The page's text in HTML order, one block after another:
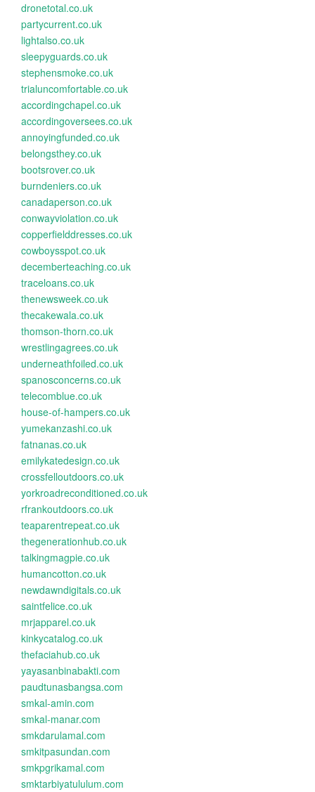
dronetotal.co.uk
partycurrent.co.uk
lightalso.co.uk
sleepyguards.co.uk
stephensmoke.co.uk
trialuncomfortable.co.uk
accordingchapel.co.uk
accordingoversees.co.uk
annoyingfunded.co.uk
belongsthey.co.uk
bootsrover.co.uk
burndeniers.co.uk
canadaperson.co.uk
conwayviolation.co.uk
copperfielddresses.co.uk
cowboysspot.co.uk
decemberteaching.co.uk
traceloans.co.uk
thenewsweek.co.uk
thecakewala.co.uk
thomson-thorn.co.uk
wrestlingagrees.co.uk
underneathfoiled.co.uk
spanosconcerns.co.uk
telecomblue.co.uk
house-of-hampers.co.uk
yumekanzashi.co.uk
fatnanas.co.uk
emilykatedesign.co.uk
crossfelloutdoors.co.uk
yorkroadreconditioned.co.uk
rfrankoutdoors.co.uk
teaparentrepeat.co.uk
thegenerationhub.co.uk
talkingmagpie.co.uk
humancotton.co.uk
newdawndigitals.co.uk
saintfelice.co.uk
mrjapparel.co.uk
kinkycatalog.co.uk
thefaciahub.co.uk
yayasanbinabakti.com
paudtunasbangsa.com
smkal-amin.com
smkal-manar.com
smkdarulamal.com
smkitpasundan.com
smkpgrikamal.com
smktarbiyatululum.com